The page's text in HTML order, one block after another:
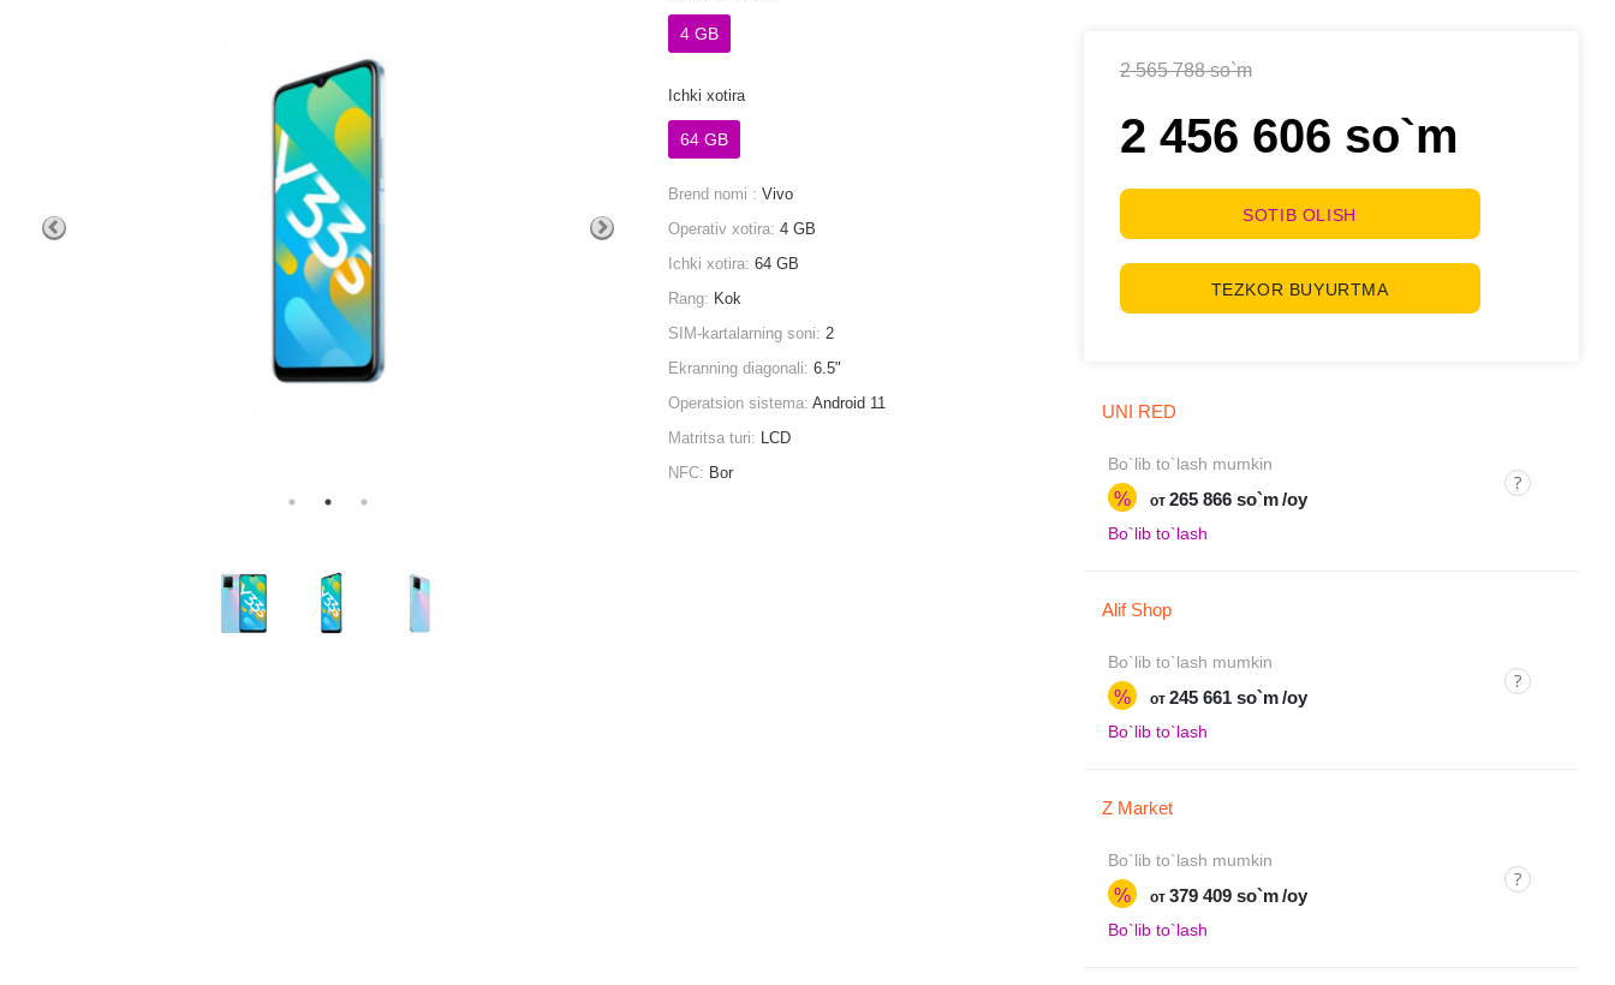
2 565 788 so`m
2 456 606 so`m
SOTIB OLISH
TEZKOR BUYURTMA
UNI RED
Bo`lib to`lash mumkin
% от 265 866 so`m /oy
Bo`lib to`lash
Alif Shop
Bo`lib to`lash mumkin
% от 245 661 so`m /oy
Bo`lib to`lash
Z Market
Bo`lib to`lash mumkin
% от 379 409 so`m /oy
Bo`lib to`lash
4 GB
Ichki xotira
64 GB
Brend nomi :Vivo
Operativ xotira:4 GB
Ichki xotira:64 GB
Rang: Kok
SIM-kartalarning soni:2
Ekranning diagonali:6.5"
Operatsion sistema:Android 11
Matritsa turi: LCD
NFC: Bor